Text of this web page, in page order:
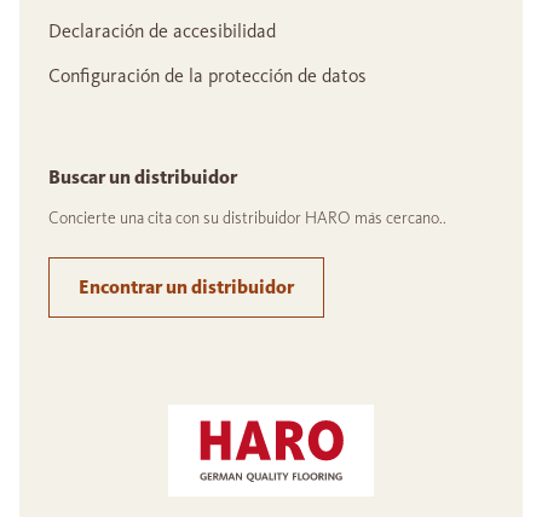
Declaración de accesibilidad
Configuración de la protección de datos
Buscar un distribuidor
Concierte una cita con su distribuidor HARO más cercano..
Encontrar un distribuidor